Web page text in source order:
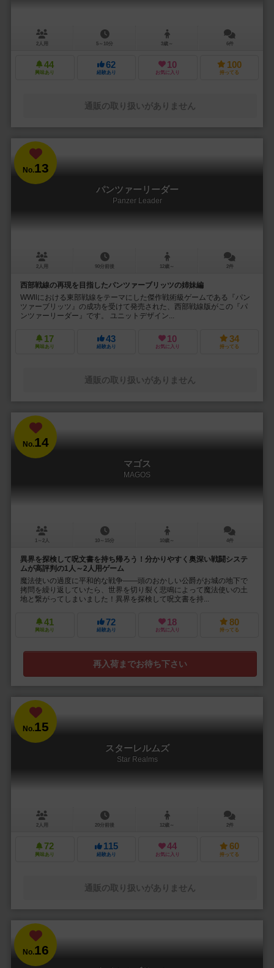
2人用 5～10分 3歳～ 6件
44
興味あり
62
経験あり
10
お気に入り
100
持ってる
通販の取り扱いがありません
No.13
パンツァーリーダー
Panzer Leader
2人用 90分前後 12歳～ 2件
西部戦線の再現を目指したパンツァーブリッツの姉妹編
WWⅡにおける東部戦線をテーマにした傑作戦術級ゲームである『パン
ツァーブリッツ』の成功を受けて発売された、西部戦線版がこの『パ
ンツァーリーダー』です。 ユニットデザイン...
17
興味あり
43
経験あり
10
お気に入り
34
持ってる
通販の取り扱いがありません
No.14
マゴス
MAGOS
1～2人 10～15分 10歳～ 4件
異界を探検して呪文書を持ち帰ろう！分かりやすく奥深い戦闘システ
ムが高評判の1人～2人用ゲーム
魔法使いの過度に平和的な戦争——頭のおかしい公爵がお城の地下で
拷問を繰り返していたら、世界を切り裂く悲鳴によって魔法使いの土
地と繋がってしまいました！異界を探検して呪文書を持...
41
興味あり
72
経験あり
18
お気に入り
80
持ってる
再入荷までお待ち下さい
No.15
スターレルムズ
Star Realms
2人用 20分前後 12歳～ 2件
72
興味あり
115
経験あり
44
お気に入り
60
持ってる
通販の取り扱いがありません
No.16